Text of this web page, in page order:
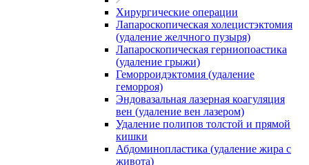
Хирургические операции
Лапароскопическая холецистэктомия
(удаление желчного пузыря)
Лапароскопическая герниопоастика
(удаление грыжи)
Геморроидэктомия (удаление
геморроя)
Эндовазальная лазерная коагуляция
вен (удаление вен лазером)
Удаление полипов толстой и прямой
кишки
Абдоминопластика (удаление жира с
живота)